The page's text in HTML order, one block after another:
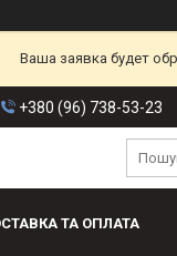
Ваша заявка будет
+380 (96) 738-53-23
ТА ОПЛАТА